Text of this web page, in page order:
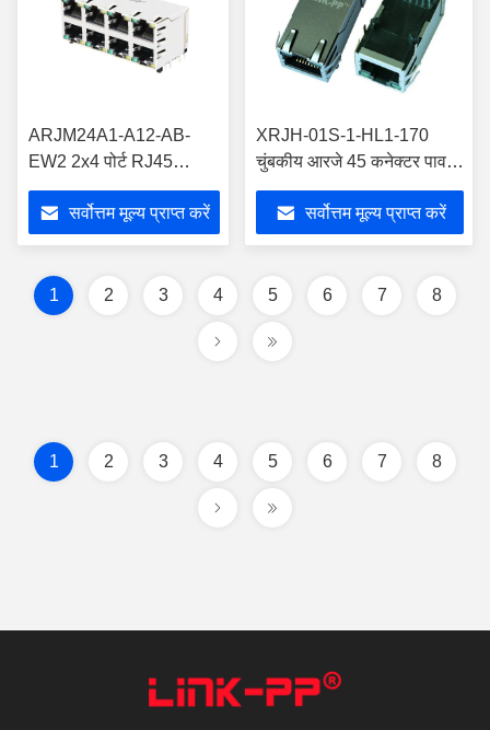
ARJM24A1-A12-AB-
EW2 2x4 पोर्ट RJ45
कनेक्टर जैक 10/100 बेस-टी
LPJ47040AENL-2 के
साथ
सर्वोत्तम मूल्य प्राप्त करें
XRJH-01S-1-HL1-170
चुंबकीय आरजे 45 कनेक्टर पावर
ओवर इथरनेट
LPJK0077AGNL
सर्वोत्तम मूल्य प्राप्त करें
1 2 3 4 5 6 7 8
1 2 3 4 5 6 7 8